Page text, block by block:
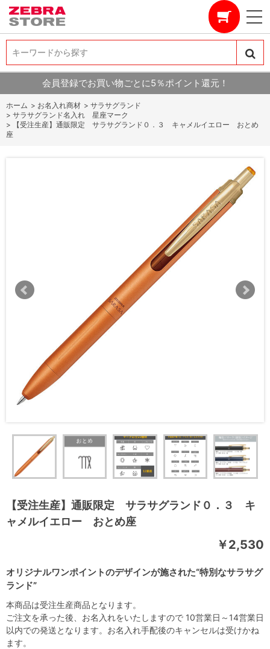
キーワードから探す
キーワードから探す
会員登録でお買い物ごとに5％ポイント還元！
ホーム > お名入れ商材 > サラサグランド
> サラサグランド名入れ 星座マーク
>
【受注生産】通販限定 サラサグランド０．３ キャメルイエロー おとめ
座
【受注生産】通販限定 サラサグランド０．３ キ
ャメルイエロー おとめ座
オリジナルワンポイントのデザインが施された“特別なサラサグ
ランド”
￥2,530
本商品は受注生産商品となります。
ご注文を承った後、お名入れをいたしますので 10営業日～14営業日
以内での発送となります。お名入れ手配後のキャンセルは受けかね
ます。